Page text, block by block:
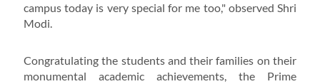
campus today is very special for me too," observed Shri
Modi.
Congratulating the students and their families on their
monumental academic achievements, the Prime